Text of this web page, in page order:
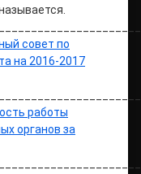
совет по
на 2016-2017
работы
органов за